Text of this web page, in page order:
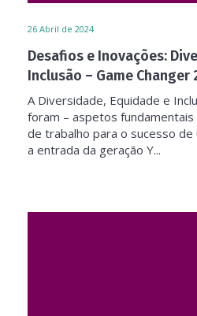
26 Abril de 2024
Desafios e Inovações:
Inclusão – Game Changer
A Diversidade, Equidade e
foram – aspetos
de trabalho para o sucesso de
a entrada da geração Y...